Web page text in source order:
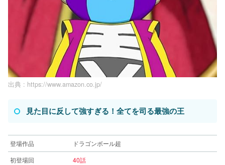
出典 : https://www.amazon.co.jp/
見た目に反して強すぎる！全てを司る最強の王
登場作品
ドラゴンボール超
初登場回
40話